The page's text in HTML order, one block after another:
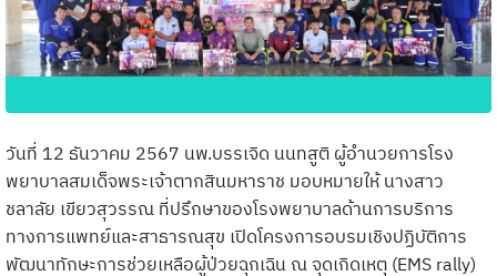
วันที่ 12 ธันวาคม 2567 นพ.บรรเจิด นนทสูติ ผู้อำนวยการโรง
พยาบาลสมเด็จพระเจ้าตากสินมหาราช มอบหมายให้ นางสาว
ชลาลัย เขียวสุวรรณ ที่ปรึกษาของโรงพยาบาลด้านการบริการ
ทางการแพทย์และสาธารณสุข เปิดโครงการอบรมเชิงปฏิบัติการ
พัฒนาทักษะการช่วยเหลือผู้ป่วยฉุกเฉิน ณ จุดเกิดเหตุ (EMS rally)